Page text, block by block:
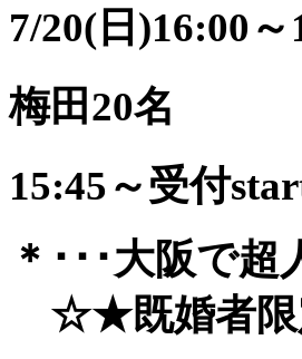
7/20(日)16:00～
梅田20名
15:45～受付
＊･･･大阪で
☆★既婚者限